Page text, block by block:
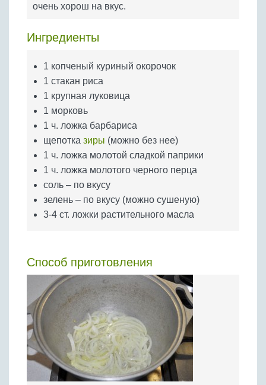
Бобовые
Крупы
очень хорош на вкус.
Ингредиенты
1 копченый куриный окорочок
1 стакан риса
1 крупная луковица
1 морковь
1 ч. ложка барбариса
щепотка зиры (можно без нее)
1 ч. ложка молотой сладкой паприки
1 ч. ложка молотого черного перца
соль – по вкусу
зелень – по вкусу (можно сушеную)
3-4 ст. ложки растительного масла
Способ приготовления